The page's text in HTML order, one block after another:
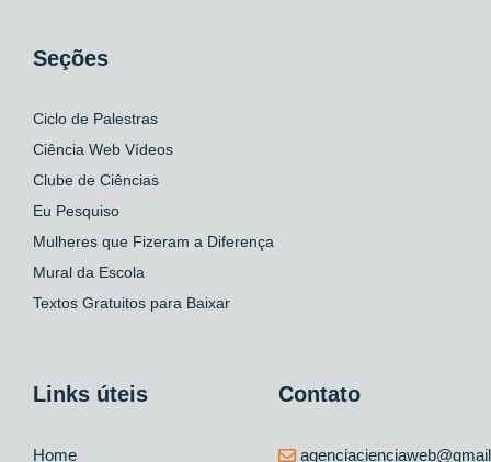
Seções
Ciclo de Palestras
Ciência Web Vídeos
Clube de Ciências
Eu Pesquiso
Mulheres que Fizeram a Diferença
Mural da Escola
Textos Gratuitos para Baixar
Links úteis
Home
Contato